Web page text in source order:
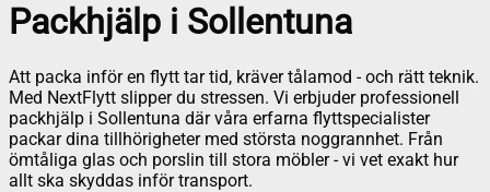
Packhjälp i Sollentuna
Att packa inför en flytt tar tid, kräver tålamod - och rätt teknik.
Med NextFlytt slipper du stressen. Vi erbjuder professionell
packhjälp i Sollentuna där våra erfarna flyttspecialister
packar dina tillhörigheter med största noggrannhet. Från
ömtåliga glas och porslin till stora möbler - vi vet exakt hur
allt ska skyddas inför transport.